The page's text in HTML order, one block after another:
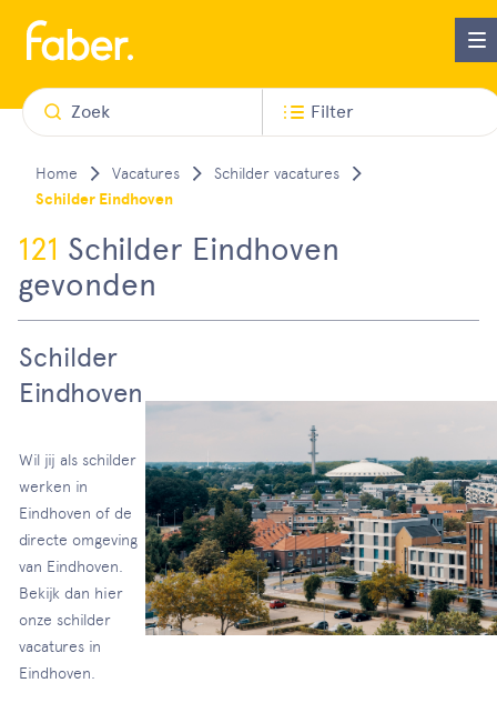
Zoek Filter
Vacatures Schilder vacatures
Schilder Eindhoven
121 Schilder Eindhoven
gevonden
Schilder
Eindhoven
Wil jij als schilder
werken in
Eindhoven of de
directe omgeving
van Eindhoven.
Bekijk dan hier
onze schilder
vacatures in
Eindhoven.